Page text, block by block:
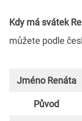
Kdy má svátek
můžete podle
Jméno Renáta
Původ